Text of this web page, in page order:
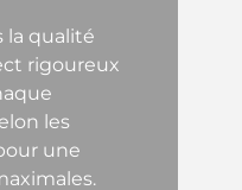
la qualité
rigoureux
les
une